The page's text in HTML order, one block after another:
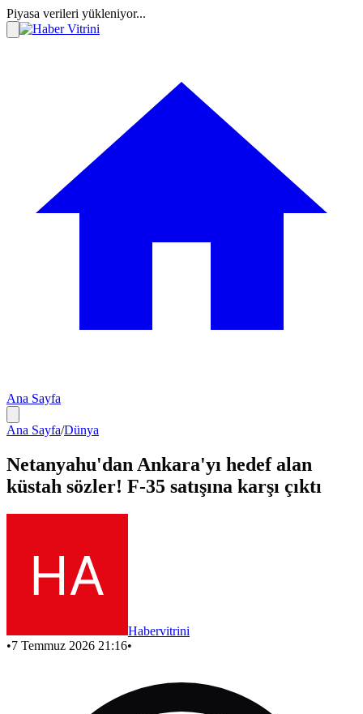
Piyasa verileri yükleniyor...
Ana Sayfa
Ana Sayfa/Dünya
Netanyahu'dan Ankara'yı hedef alan
küstah sözler! F-35 satışına karşı çıktı
Habervitrini
•7 Temmuz 2026 21:16•